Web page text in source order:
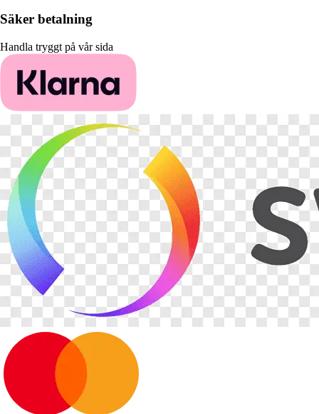
Säker betalning
Handla tryggt på vår sida